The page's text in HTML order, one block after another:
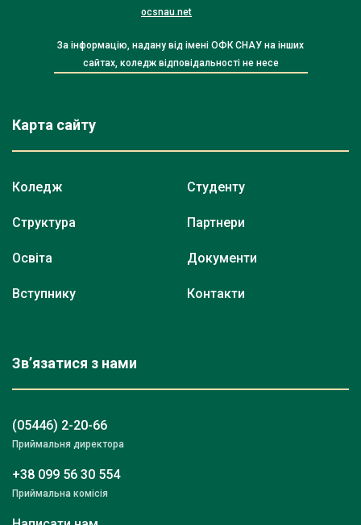
ocsnau.net
За інформацію, надану від імені ОФК СНАУ на інших
сайтах, коледж відповідальності не несе
Карта сайту
Коледж
Структура
Освіта
Вступнику
Студенту
Партнери
Документи
Контакти
Зв’язатися з нами
(05446) 2-20-66
Приймальня директора
+38 099 56 30 554
Приймальна комісія